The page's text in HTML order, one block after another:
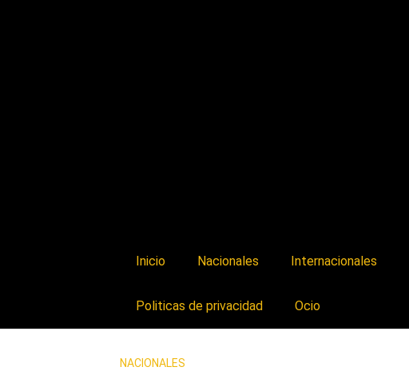
Inicio Nacionales Internacionales
Politicas de privacidad Ocio
NACIONALES